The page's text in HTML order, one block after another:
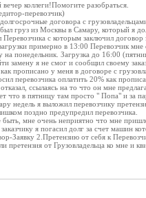
коллеги!Помогите разобраться.
перевозчик)
договора с
груз из Москвы в Самару, который я
Перевозчика с которым заключил
примерно в 13:00 Перевозчик
на понедельник. Загрузка до 16:00
замену я не смог и сообщил своему
прописано у меня в договоре с
перевозчика оплатить 20% как
ссылаясь на то что он мне
что в пятницу там просто " Попа" и за
недель я выложил перевозчику
поздно предупредил перевозчика.
мне очень неприятно что мне
я погасил долг за счет машин
Заявку 2.Претензию от себя к
претензия от Грузовладельца ко мне и